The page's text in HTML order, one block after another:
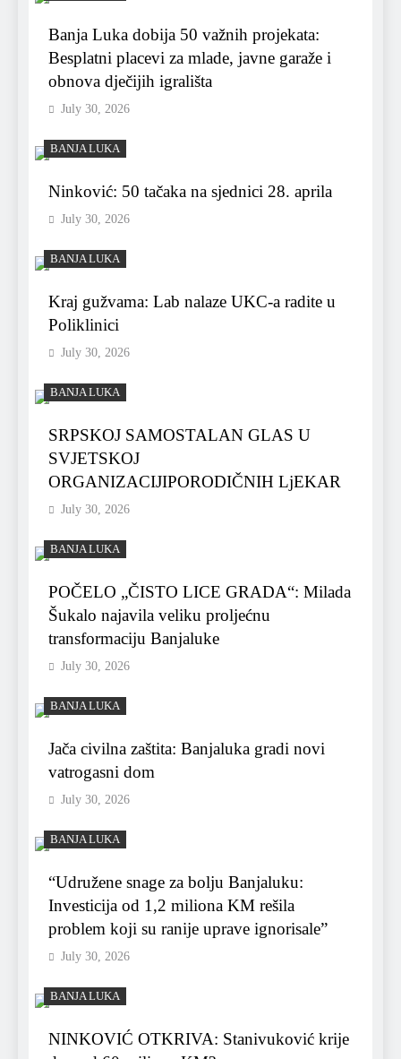
Banja Luka dobija 50 važnih projekata:
Besplatni placevi za mlade, javne garaže i
obnova dječijih igrališta
July 30, 2026
BANJA LUKA
Ninković: 50 tačaka na sjednici 28. aprila
July 30, 2026
BANJA LUKA
Kraj gužvama: Lab nalaze UKC-a radite u
Poliklinici
July 30, 2026
BANJA LUKA
SRPSKOJ SAMOSTALAN GLAS U
SVJETSKOJ
ORGANIZACIJIPORODIČNIH LjEKAR
July 30, 2026
BANJA LUKA
POČELO „ČISTO LICE GRADA“: Milada
Šukalo najavila veliku proljećnu
transformaciju Banjaluke
July 30, 2026
BANJA LUKA
Jača civilna zaštita: Banjaluka gradi novi
vatrogasni dom
July 30, 2026
BANJA LUKA
“Udružene snage za bolju Banjaluku:
Investicija od 1,2 miliona KM rešila
problem koji su ranije uprave ignorisale”
July 30, 2026
BANJA LUKA
NINKOVIĆ OTKRIVA: Stanivuković krije